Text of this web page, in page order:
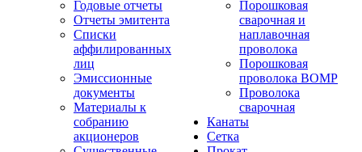
Годовые отчеты
Отчеты эмитента
Списки
аффилированных
лиц
Эмиссионные
документы
Материалы к
собранию
акционеров
Порошковая
сварочная и
наплавочная
проволока
Порошковая
проволока ВОМР
Проволока
сварочная
Канаты
Сетка